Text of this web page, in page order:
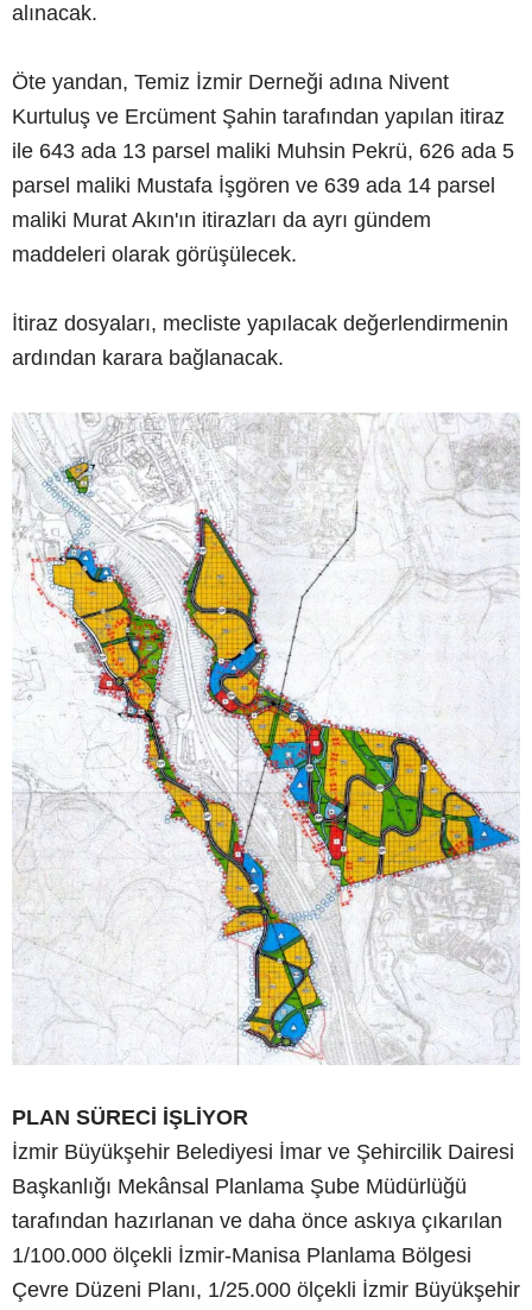
alınacak.
Öte yandan, Temiz İzmir Derneği adına Nivent
Kurtuluş ve Ercüment Şahin tarafından yapılan itiraz
ile 643 ada 13 parsel maliki Muhsin Pekrü, 626 ada 5
parsel maliki Mustafa İşgören ve 639 ada 14 parsel
maliki Murat Akın'ın itirazları da ayrı gündem
maddeleri olarak görüşülecek.
İtiraz dosyaları, mecliste yapılacak değerlendirmenin
ardından karara bağlanacak.
PLAN SÜRECİ İŞLİYOR
İzmir Büyükşehir Belediyesi İmar ve Şehircilik Dairesi
Başkanlığı Mekânsal Planlama Şube Müdürlüğü
tarafından hazırlanan ve daha önce askıya çıkarılan
1/100.000 ölçekli İzmir-Manisa Planlama Bölgesi
Çevre Düzeni Planı, 1/25.000 ölçekli İzmir Büyükşehir